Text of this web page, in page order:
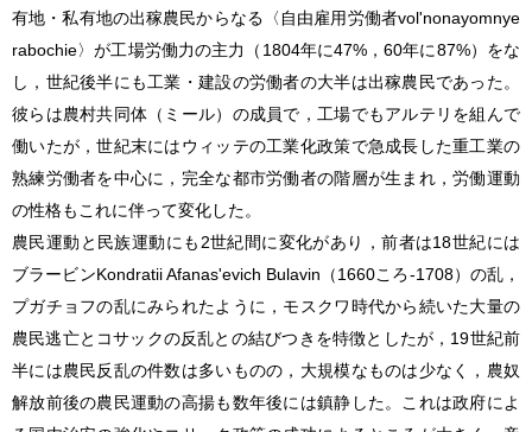
有地・私有地の出稼農民からなる〈自由雇用労働者vol'nonayomnye
rabochie〉が工場労働力の主力（1804年に47%，60年に87%）をな
し，世紀後半にも工業・建設の労働者の大半は出稼農民であった。
彼らは農村共同体（ミール）の成員で，工場でもアルテリを組んで
働いたが，世紀末にはウィッテの工業化政策で急成長した重工業の
熟練労働者を中心に，完全な都市労働者の階層が生まれ，労働運動
の性格もこれに伴って変化した。
農民運動と民族運動にも2世紀間に変化があり，前者は18世紀には
ブラービンKondratii Afanas'evich Bulavin（1660ころ-1708）の乱，
プガチョフの乱にみられたように，モスクワ時代から続いた大量の
農民逃亡とコサックの反乱との結びつきを特徴としたが，19世紀前
半には農民反乱の件数は多いものの，大規模なものは少なく，農奴
解放前後の農民運動の高揚も数年後には鎮静した。これは政府によ